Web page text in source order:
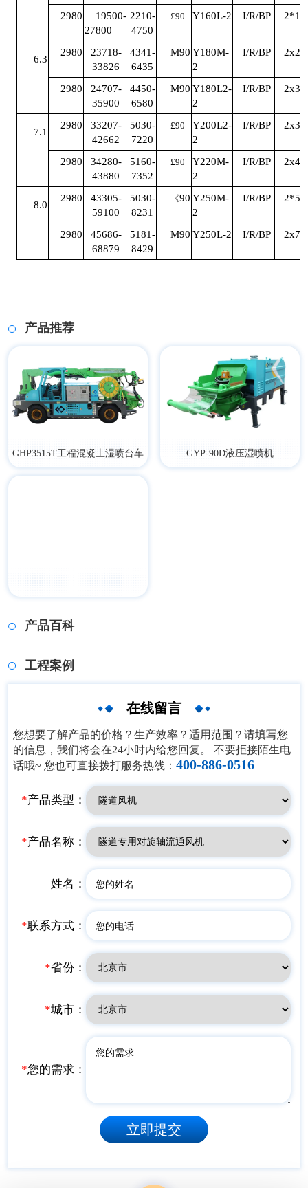
2980
19500-
27800
2210-
4750
£90 Y160L-2 I/R/BP
6.3
2980
23718-
33826
4341-
6435
M90 Y180M-
2
I/R/BP 2x22
2980
24707-
35900
4450-
6580
M90 Y180L2-
2
I/R/BP 2x30
7.1
2980
33207-
42662
5030-
7220
£90
Y200L2-
2
I/R/BP 2x37
2980
34280-
43880
5160-
7352
£90
Y220M-
2
I/R/BP 2x45
8.0
2980
43305-
59100
5030-
8231
《90 Y250M-
2
I/R/BP 2*55
2980
45686-
68879
5181-
8429
M90 Y250L-2 I/R/BP 2x75
产品推荐
GHP3515T工程混凝土湿喷台车 GYP-90D液压湿喷机
产品百科
工程案例
在线留言
您想要了解产品的价格？生产效率？适用范围？请填写您
的信息，我们将会在24小时内给您回复。 不要拒接陌生电
话哦~ 您也可直接拨打服务热线：400-886-0516
*产品类型：
*产品名称：
姓名：
*联系方式：
*省份：
*城市：
*您的需求：
立即提交